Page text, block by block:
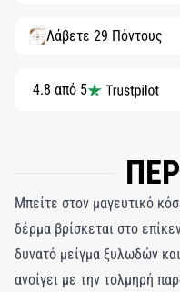
Λάβετε 29 Πόντους
4.8 από 5
Μπείτε στον μαγευτικό
δέρμα βρίσκεται στο
δυνατό μείγμα ξυλωδών
ανοίγει με την τολμηρή